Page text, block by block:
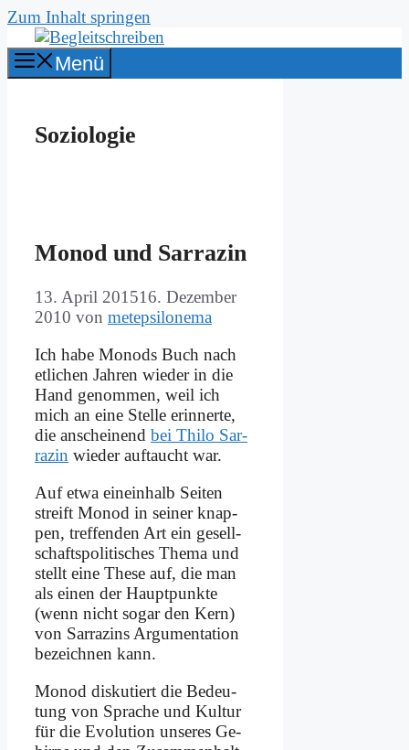
Zum Inhalt springen
Menü
Soziologie
Mo­nod und Sar­ra­zin
13. April 201516. Dezember
2010 von metepsilonema
Ich ha­be Mo­n­ods Buch nach
et­li­chen Jah­ren wie­der in die
Hand ge­nom­men, weil ich
mich an ei­ne Stel­le er­in­ner­te,
die an­schei­nend bei Thi­lo Sar­
ra­zin wie­der auf­taucht war.
Auf et­wa ein­ein­halb Sei­ten
streift Mo­nod in sei­ner knap­
pen, tref­fen­den Art ein ge­sell­
schafts­po­li­ti­sches The­ma und
stellt ei­ne The­se auf, die man
als ei­nen der Haupt­punk­te
(wenn nicht so­gar den Kern)
von Sar­ra­zins Ar­gu­men­ta­ti­on
be­zeich­nen kann.
Mo­nod dis­ku­tiert die Be­deu­
tung von Spra­che und Kul­tur
für die Evo­lu­ti­on un­se­res Ge­